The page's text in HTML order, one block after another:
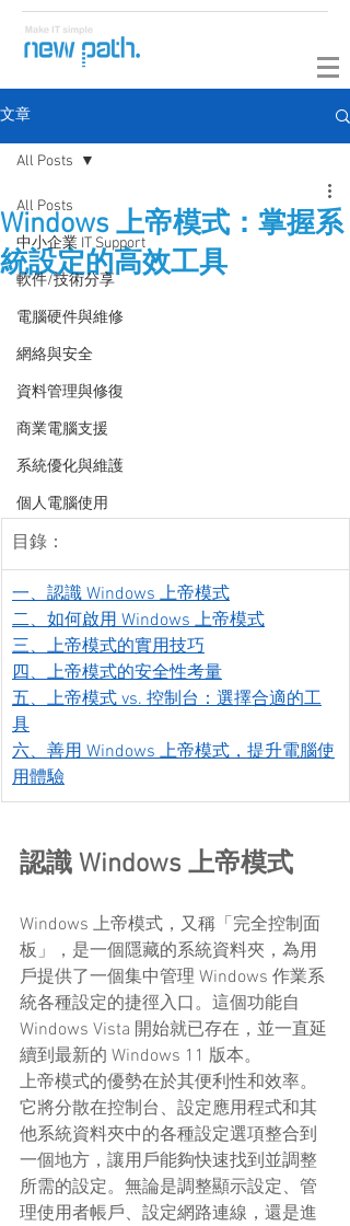
文章
All Posts
中小企業 IT Support
軟件/技術分享
電腦硬件與維修
網絡與安全
資料管理與修復
商業電腦支援
系統優化與維護
個人電腦使用
All Posts
Windows 上帝模式：掌握系
統設定的高效工具
目錄：
一、認識 Windows 上帝模式
二、如何啟用 Windows 上帝模式
三、上帝模式的實用技巧
四、上帝模式的安全性考量
五、上帝模式 vs. 控制台：選擇合適的工
具
六、善用 Windows 上帝模式，提升電腦使
用體驗
認識 Windows 上帝模式
Windows 上帝模式，又稱「完全控制面
板」，是一個隱藏的系統資料夾，為用
戶提供了一個集中管理 Windows 作業系
統各種設定的捷徑入口。這個功能自
Windows Vista 開始就已存在，並一直延
續到最新的 Windows 11 版本。
上帝模式的優勢在於其便利性和效率。
它將分散在控制台、設定應用程式和其
他系統資料夾中的各種設定選項整合到
一個地方，讓用戶能夠快速找到並調整
所需的設定。無論是調整顯示設定、管
理使用者帳戶、設定網路連線，還是進